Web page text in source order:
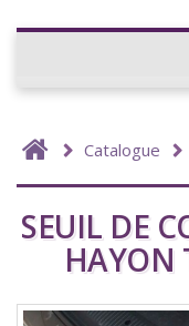
Catalogue
SEUIL DE
HAYON